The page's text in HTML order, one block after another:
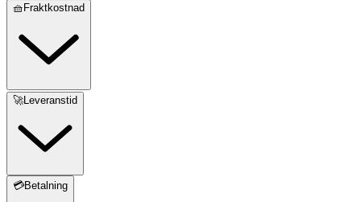
🧺Fraktkostnad
🚀Leveranstid
💳Betalning